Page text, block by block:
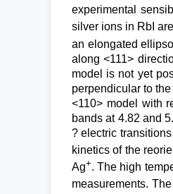
experimental
silver ions in RbI
an elongated
along <111>
model is not yet
perpendicular to
<110> model with
bands at 4.82 and
? electric
kinetics of the
Ag+. The high
measurements.